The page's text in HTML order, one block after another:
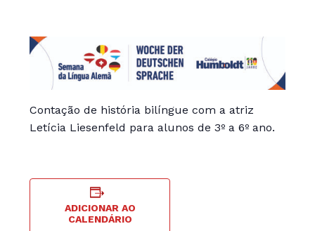
Contação de história bilíngue com a atriz
Letícia Liesenfeld para alunos de 3º a 6º ano.
ADICIONAR AO
CALENDÁRIO